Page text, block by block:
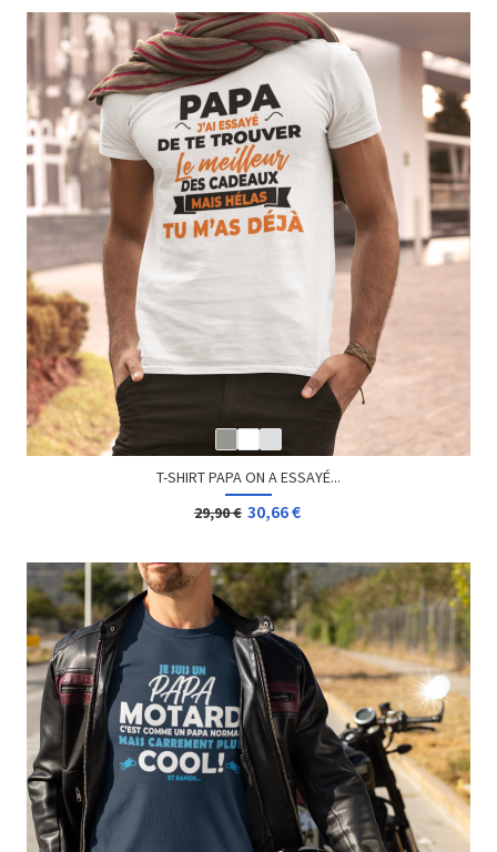
T-SHIRT PAPA ON A ESSAYÉ...
29,90 € 30,66 €